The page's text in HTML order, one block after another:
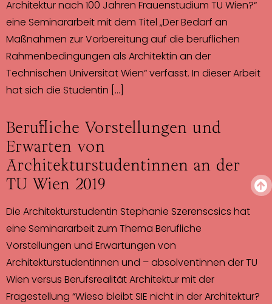
Architektur nach 100 Jahren Frauenstudium TU Wien?“
eine Seminararbeit mit dem Titel „Der Bedarf an
Maßnahmen zur Vorbereitung auf die beruflichen
Rahmenbedingungen als Architektin an der
Technischen Universität Wien“ verfasst. In dieser Arbeit
hat sich die Studentin […]
Berufliche Vorstellungen und
Erwarten von
Architekturstudentinnen an der
TU Wien 2019
Die Architekturstudentin Stephanie Szerenscsics hat
eine Seminararbeit zum Thema Berufliche
Vorstellungen und Erwartungen von
Architekturstudentinnen und – absolventinnen der TU
Wien versus Berufsrealität Architektur mit der
Fragestellung “Wieso bleibt SIE nicht in der Architektur?